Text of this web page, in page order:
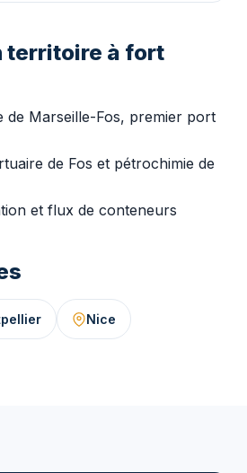
territoire à fort
de Marseille-Fos, premier port
de Fos et pétrochimie de
et flux de conteneurs
Nice